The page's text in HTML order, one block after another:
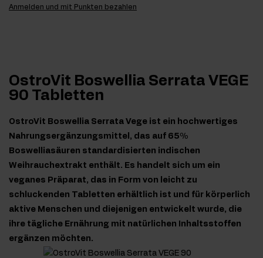
Anmelden und mit Punkten bezahlen
OstroVit Boswellia Serrata VEGE
90 Tabletten
OstroVit Boswellia Serrata Vege ist ein hochwertiges
Nahrungsergänzungsmittel, das auf 65%
Boswelliasäuren standardisierten indischen
Weihrauchextrakt enthält. Es handelt sich um ein
veganes Präparat, das in Form von leicht zu
schluckenden Tabletten erhältlich ist und für körperlich
aktive Menschen und diejenigen entwickelt wurde, die
ihre tägliche Ernährung mit natürlichen Inhaltsstoffen
ergänzen möchten.